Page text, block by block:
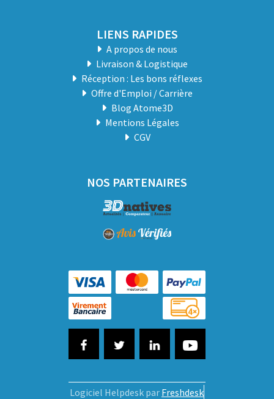
LIENS RAPIDES
A propos de nous
Livraison & Logistique
Réception : Les bons réflexes
Offre d'Emploi / Carrière
Blog Atome3D
Mentions Légales
CGV
NOS PARTENAIRES
Logiciel Helpdesk par Freshdesk